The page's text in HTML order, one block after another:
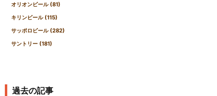
オリオンビール (81)
キリンビール (115)
サッポロビール (282)
サントリー (181)
過去の記事